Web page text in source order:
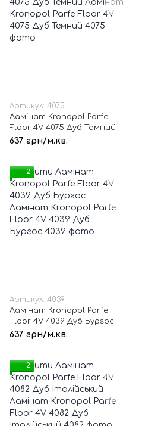
Артикул: 4075
Ламінат Kronopol Parfe
Floor 4V 4075 Дуб Темний
637 грн/м.кв.
2
Артикул: 4039
Ламінат Kronopol Parfe
Floor 4V 4039 Дуб Бургос
637 грн/м.кв.
2